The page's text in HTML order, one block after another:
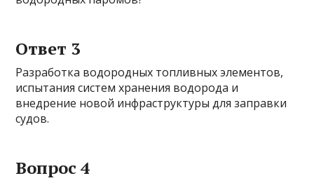
Ответ 3
Разработка водородных топливных элементов,
испытания систем хранения водорода и
внедрение новой инфраструктуры для заправки
судов.
Вопрос 4